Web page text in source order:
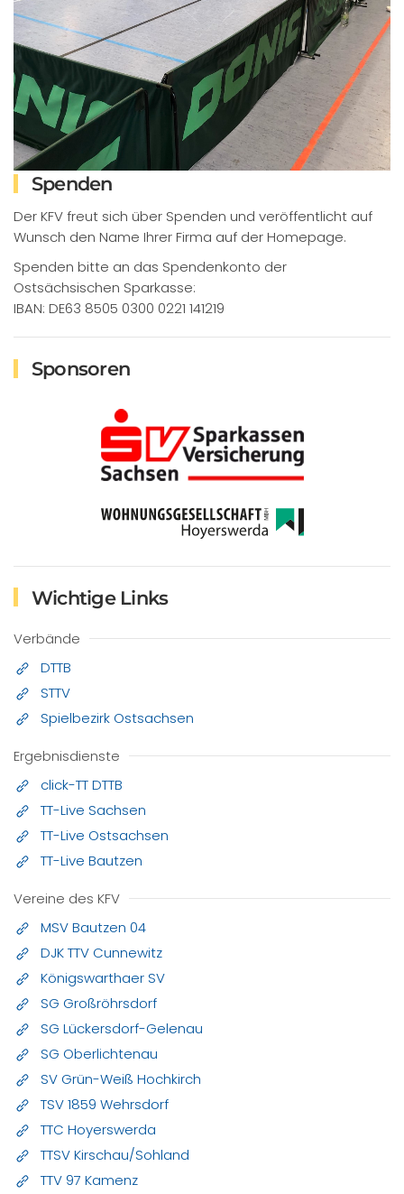
Spenden
Der KFV freut sich über Spenden und veröffentlicht auf
Wunsch den Name Ihrer Firma auf der Homepage.
Spenden bitte an das Spendenkonto der
Ostsächsischen Sparkasse:
IBAN: DE63 8505 0300 0221 141219
Sponsoren
Wichtige Links
Verbände
DTTB
STTV
Spielbezirk Ostsachsen
Ergebnisdienste
click-TT DTTB
TT-Live Sachsen
TT-Live Ostsachsen
TT-Live Bautzen
Vereine des KFV
MSV Bautzen 04
DJK TTV Cunnewitz
Königswarthaer SV
SG Großröhrsdorf
SG Lückersdorf-Gelenau
SG Oberlichtenau
SV Grün-Weiß Hochkirch
TSV 1859 Wehrsdorf
TTC Hoyerswerda
TTSV Kirschau/Sohland
TTV 97 Kamenz